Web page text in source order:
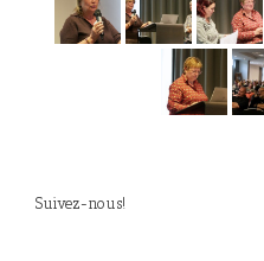
Suivez-nous!